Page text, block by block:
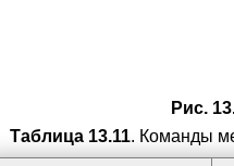
Рис.
Таблица 13.11. Команды